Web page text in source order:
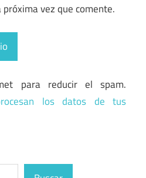
vez que comente.
para reducir el spam.
los datos de tus